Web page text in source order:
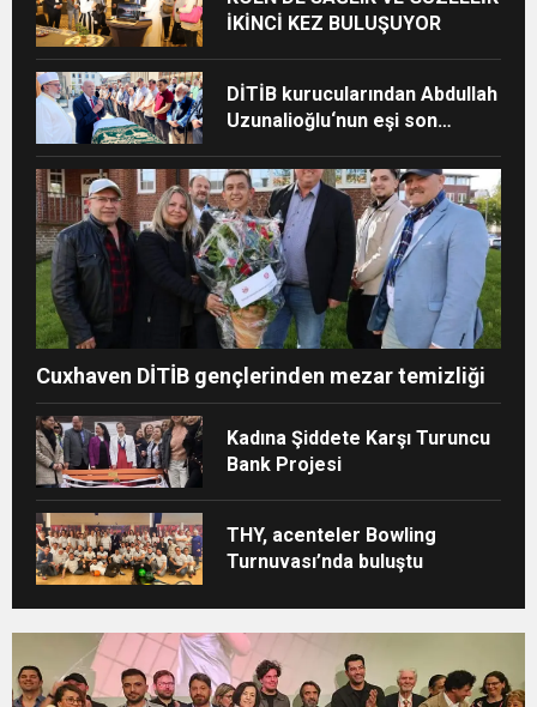
İKİNCİ KEZ BULUŞUYOR
DİTİB kurucularından Abdullah
Uzunalioğlu‘nun eşi son
Cuxhaven DİTİB gençlerinden mezar temizliği
Kadına Şiddete Karşı Turuncu
Bank Projesi
THY, acenteler Bowling
Turnuvası’nda buluştu